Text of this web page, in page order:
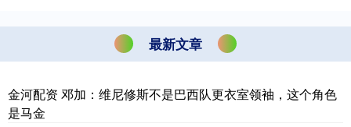
最新文章
金河配资 邓加：维尼修斯不是巴西队更衣室领袖，这个角色
是马金